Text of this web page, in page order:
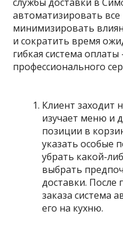
автоматизировать
минимизировать
и сократить время
гибкая система
профессионального
Клиент заходит
изучает меню и
позиции в
указать особые
убрать какой-
выбрать
доставки. После
заказа система
его на кухню.